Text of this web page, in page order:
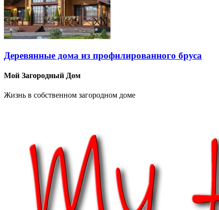
Деревянные дома из профилированного бруса
Мой Загородный Дом
Жизнь в собственном загородном доме